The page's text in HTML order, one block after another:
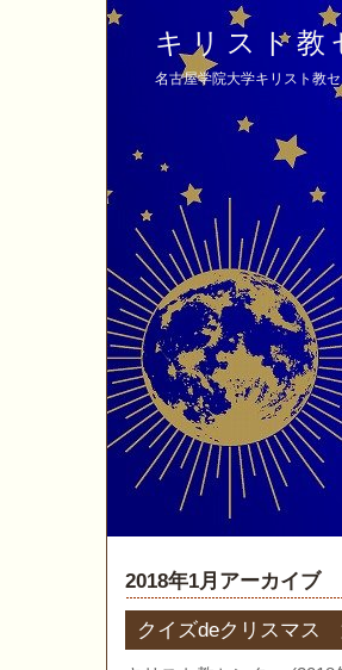
キリスト
名古屋学院大学キリスト教
2018年1月アーカイブ
クイズdeクリスマス